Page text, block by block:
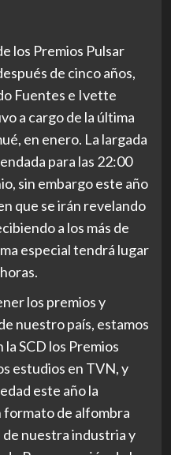
los Premios Pulsar
de cinco años,
Fuentes e Ivette
a cargo de la última
en enero. La largada
para las 22:00
sin embargo este año
que se irán revelando
a los más de
especial tendrá lugar
los premios y
nuestro país, estamos
SCD los Premios
estudios en TVN, y
este año la
formato de alfombra
nuestra industria y